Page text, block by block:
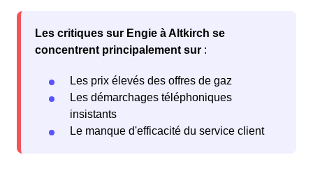
Les critiques sur Engie à Altkirch se
concentrent principalement sur :
Les prix élevés des offres de gaz
Les démarchages téléphoniques
insistants
Le manque d'efficacité du service client